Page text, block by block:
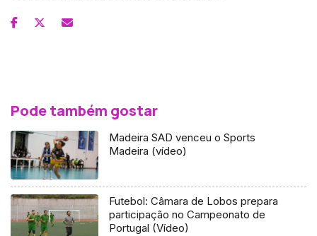
Pode também gostar
Madeira SAD venceu o Sports
Madeira (vídeo)
Futebol: Câmara de Lobos prepara
participação no Campeonato de
Portugal (Vídeo)